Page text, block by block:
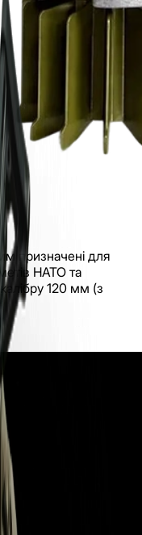
призначені для
НАТО та
120 мм (з